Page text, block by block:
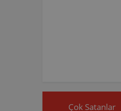
Çok Satanlar